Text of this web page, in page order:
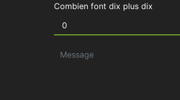
Combien font dix plus dix